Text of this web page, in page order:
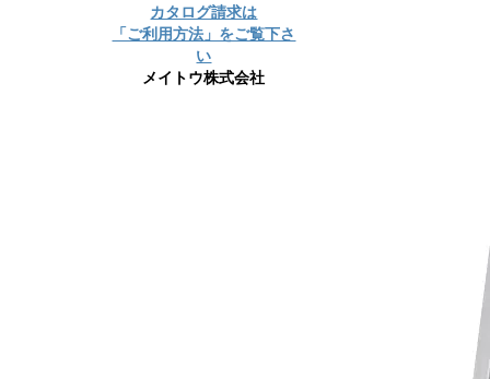
カタログ請求は
「ご利用方法」をご覧下さ
い
メイトウ株式会社